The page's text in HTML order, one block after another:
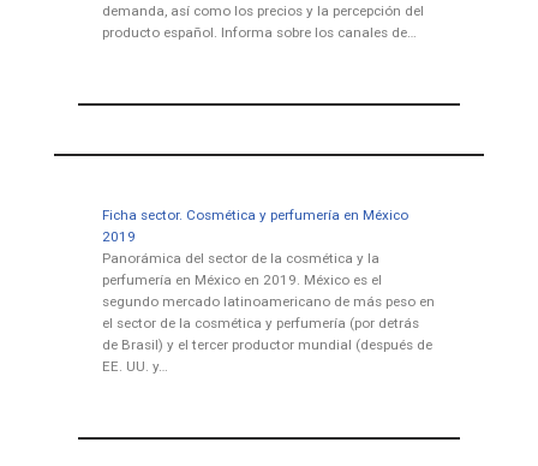
demanda, así como los precios y la percepción del
producto español. Informa sobre los canales de…
Ficha sector. Cosmética y perfumería en México
2019
Panorámica del sector de la cosmética y la
perfumería en México en 2019. México es el
segundo mercado latinoamericano de más peso en
el sector de la cosmética y perfumería (por detrás
de Brasil) y el tercer productor mundial (después de
EE. UU. y…